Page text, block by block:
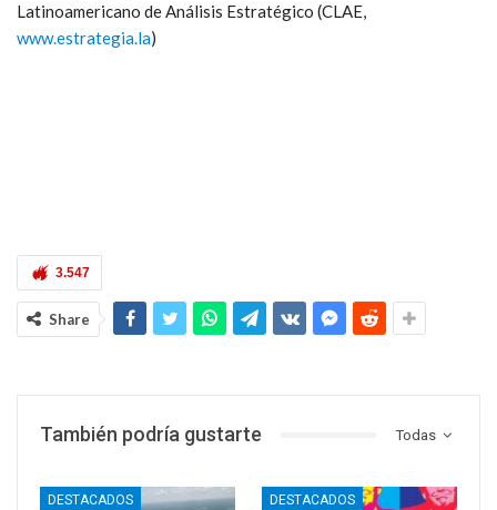
Latinoamericano de Análisis Estratégico (CLAE,
www.estrategia.la)
3.547
Share
Todas
También podría gustarte
DESTACADOS DESTACADOS